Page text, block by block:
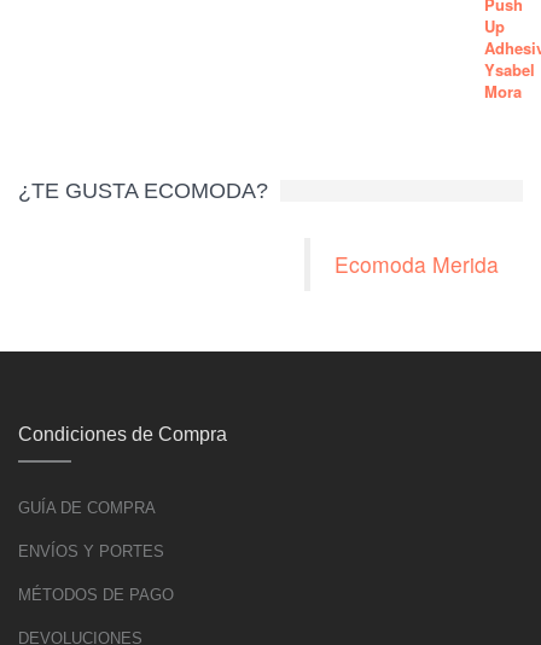
¿TE GUSTA ECOMODA?
Ecomoda Merida
Condiciones de Compra
GUÍA DE COMPRA
ENVÍOS Y PORTES
MÉTODOS DE PAGO
DEVOLUCIONES